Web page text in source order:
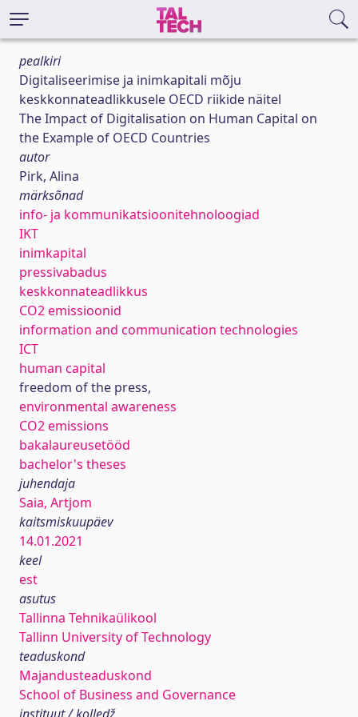
pealkiri
Digitaliseerimise ja inimkapitali mõju
keskkonnateadlikkusele OECD riikide näitel
The Impact of Digitalisation on Human Capital on
the Example of OECD Countries
autor
Pirk, Alina
märksõnad
info- ja kommunikatsioonitehnoloogiad
IKT
inimkapital
pressivabadus
keskkonnateadlikkus
CO2 emissioonid
information and communication technologies
ICT
human capital
freedom of the press,
environmental awareness
CO2 emissions
bakalaureusetööd
bachelor's theses
juhendaja
Saia, Artjom
kaitsmiskuupäev
14.01.2021
keel
est
asutus
Tallinna Tehnikaülikool
Tallinn University of Technology
teaduskond
Majandusteaduskond
School of Business and Governance